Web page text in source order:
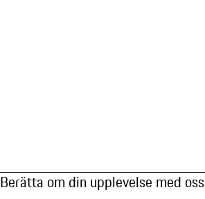
Berätta om din upplevelse med oss